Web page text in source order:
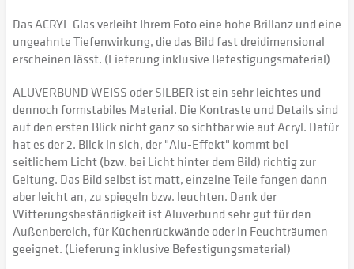
Das ACRYL-Glas verleiht Ihrem Foto eine hohe Brillanz und eine
ungeahnte Tiefenwirkung, die das Bild fast dreidimensional
erscheinen lässt. (Lieferung inklusive Befestigungsmaterial)
ALUVERBUND WEISS oder SILBER ist ein sehr leichtes und
dennoch formstabiles Material. Die Kontraste und Details sind
auf den ersten Blick nicht ganz so sichtbar wie auf Acryl. Dafür
hat es der 2. Blick in sich, der "Alu-Effekt" kommt bei
seitlichem Licht (bzw. bei Licht hinter dem Bild) richtig zur
Geltung. Das Bild selbst ist matt, einzelne Teile fangen dann
aber leicht an, zu spiegeln bzw. leuchten. Dank der
Witterungsbeständigkeit ist Aluverbund sehr gut für den
Außenbereich, für Küchenrückwände oder in Feuchträumen
geeignet. (Lieferung inklusive Befestigungsmaterial)